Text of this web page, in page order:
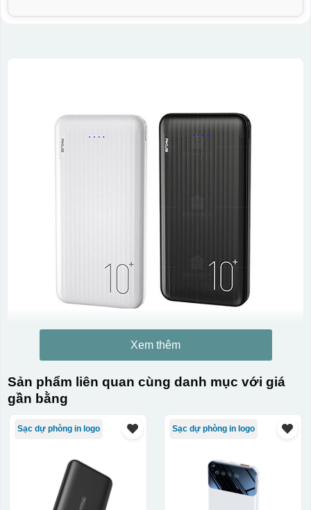
Xem thêm
Sản phẩm liên quan cùng danh mục với giá
gần bằng
Sạc dự phòng in logo Sạc dự phòng in logo